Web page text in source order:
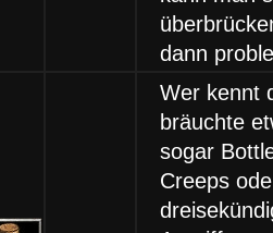
dann
Wer kennt
bräuchte
sogar
Creeps